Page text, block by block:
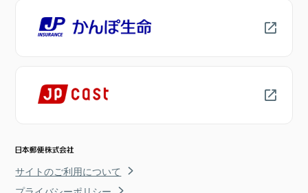
サイトのご利用について